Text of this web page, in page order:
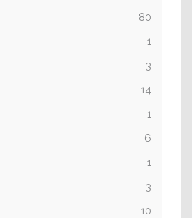
80
1
3
14
1
6
1
3
10